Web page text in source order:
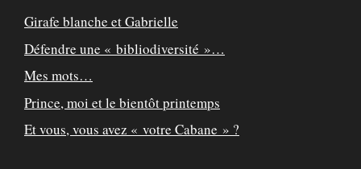
Girafe blanche et Gabrielle
Défendre une « bibliodiversité »…
Mes mots…
Prince, moi et le bientôt printemps
Et vous, vous avez « votre Cabane » ?